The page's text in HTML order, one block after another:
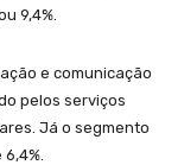
9,4%.
e comunicação
pelos serviços
Já o segmento